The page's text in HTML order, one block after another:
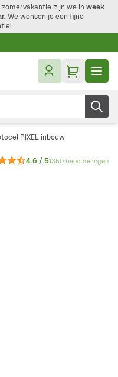
zijn we in week
We wensen je een fijne
PIXEL inbouw
4.6 / 51350 beoordelingen